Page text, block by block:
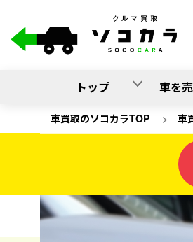
トップ 車を
車買取のソコカラTOP > 車
熊本
ソコカラ